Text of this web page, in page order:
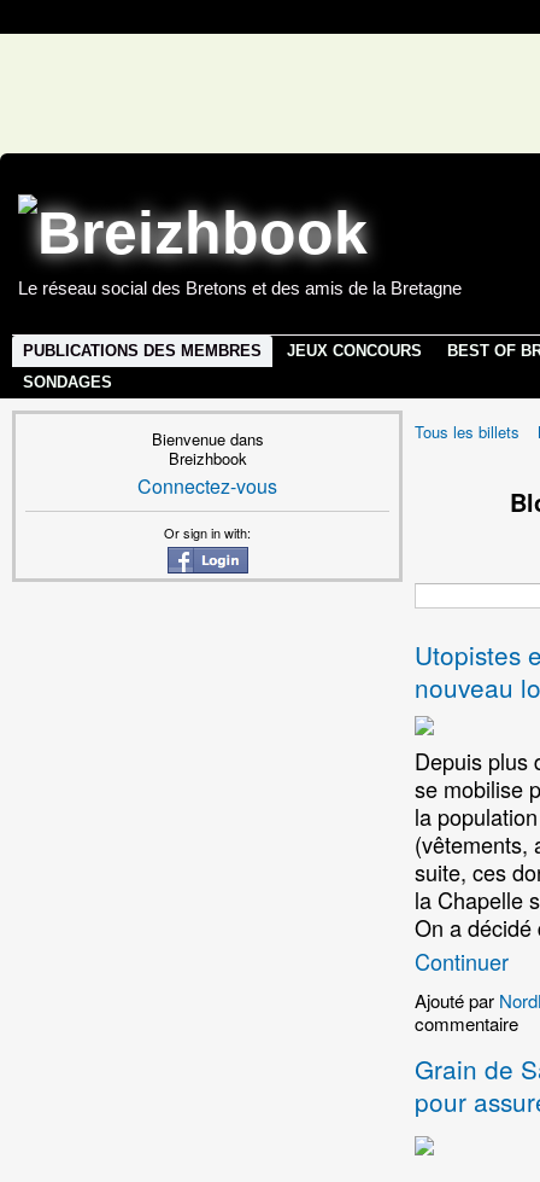
Le réseau social des Bretons et des amis de la Bretagne
PUBLICATIONS DES MEMBRES JEUX CONCOURS
BEST OF
SONDAGES
Bienvenue dans
Breizhbook
Connectez-vous
Or sign in with:
Tous les billets
Utopistes
nouveau
Depuis plus
se mobilise
la
(vêtements,
suite, ces
la Chapelle
On a
Continuer
Ajouté par
commentaire
Grain de
pour